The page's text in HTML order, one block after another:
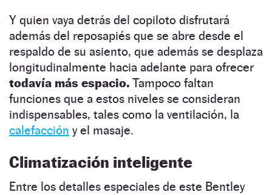
Y quien vaya detrás del copiloto disfrutará
además del reposapiés que se abre desde el
respaldo de su asiento, que además se desplaza
longitudinalmente hacia adelante para ofrecer
todavía más espacio. Tampoco faltan
funciones que a estos niveles se consideran
indispensables, tales como la ventilación, la
calefacción y el masaje.
Climatización inteligente
Entre los detalles especiales de este Bentley